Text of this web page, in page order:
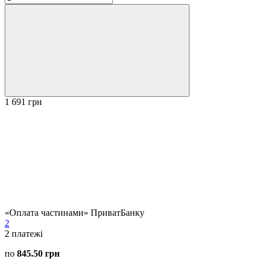
1 691 грн
«Оплата частинами» ПриватБанку
2
2 платежі
по 845.50 грн